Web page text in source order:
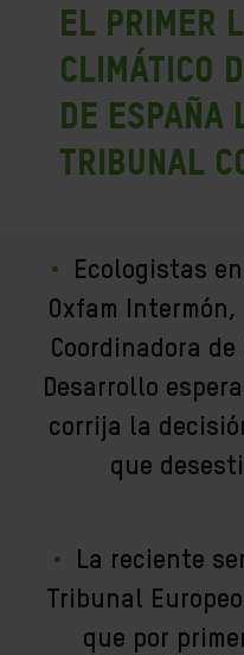
El primer
climático
de
Tribunal
Ecologistas
Oxfam
Coordinadora
Desarrollo
corrija la
que
La reciente
Tribunal
que por